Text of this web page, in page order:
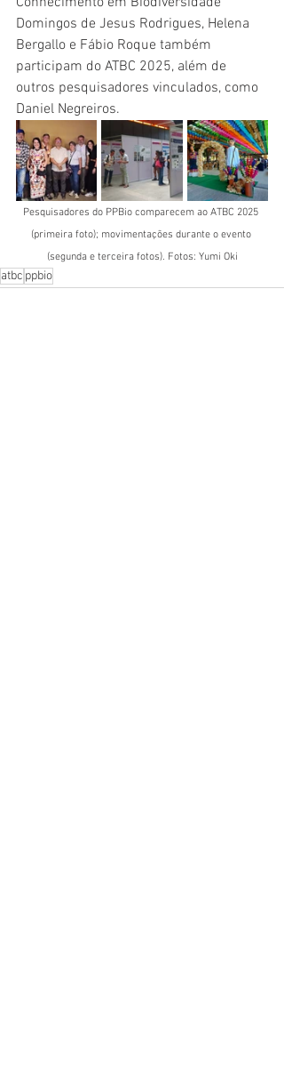
Domingos de Jesus Rodrigues, Helena
Bergallo e Fábio Roque também
participam do ATBC 2025, além de
outros pesquisadores vinculados, como
Daniel Negreiros.
Pesquisadores do PPBio comparecem ao ATBC 2025
(primeira foto); movimentações durante o evento
(segunda e terceira fotos). Fotos: Yumi Oki
atbc ppbio